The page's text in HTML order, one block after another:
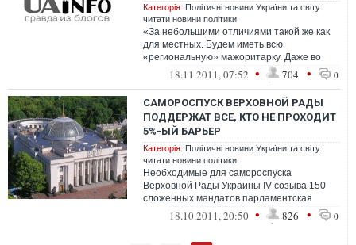
Категорія: Політичні новини України та світу:
читати новини політики
«За небольшими отличиями такой же как
для местных. Будем иметь всю
«региональную» мажоритарку. Даже во
Львове. Вообще мажоритарка по...
18.11.2011, 07:52 • 704 • 0
САМОРОСПУСК ВЕРХОВНОЙ РАДЫ
ПОДДЕРЖАТ ВСЕ, КТО НЕ ПРОХОДИТ
5%-ЫЙ БАРЬЕР
Категорія: Політичні новини України та світу:
читати новини політики
Необходимые для самороспуска
Верховной Рады Украины IV созыва 150
сложенных мандатов парламентская
фракция «БЮТ-Батьківщина» надеется
18.10.2011, 20:50 • 826 • 0